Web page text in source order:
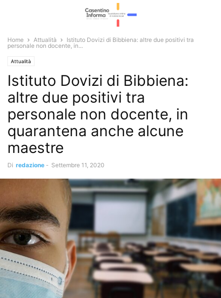
Home Attualità
Istituto Dovizi di Bibbiena: altre due positivi tra
personale non docente, in...
Attualità
Istituto Dovizi di Bibbiena:
altre due positivi tra
personale non docente, in
quarantena anche alcune
maestre
Di redazione - Settembre 11, 2020